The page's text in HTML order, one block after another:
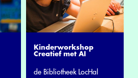
Kinderworkshop
Creatief met AI
de Bibliotheek LocHal